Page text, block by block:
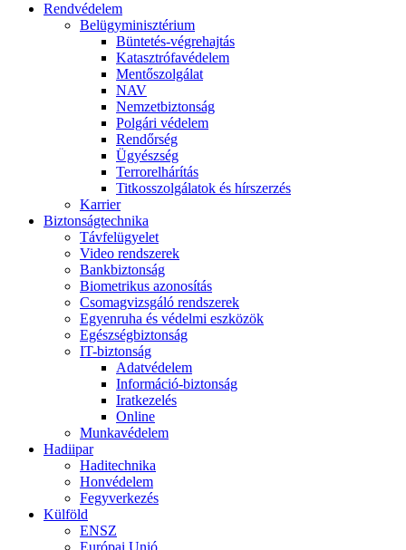
Rendvédelem
Belügyminisztérium
Büntetés-végrehajtás
Katasztrófavédelem
Mentőszolgálat
NAV
Nemzetbiztonság
Polgári védelem
Rendőrség
Ügyészség
Terrorelhárítás
Titkosszolgálatok és hírszerzés
Karrier
Biztonságtechnika
Távfelügyelet
Video rendszerek
Bankbiztonság
Biometrikus azonosítás
Csomagvizsgáló rendszerek
Egyenruha és védelmi eszközök
Egészségbiztonság
IT-biztonság
Adatvédelem
Információ-biztonság
Iratkezelés
Online
Munkavédelem
Hadiipar
Haditechnika
Honvédelem
Fegyverkezés
Külföld
ENSZ